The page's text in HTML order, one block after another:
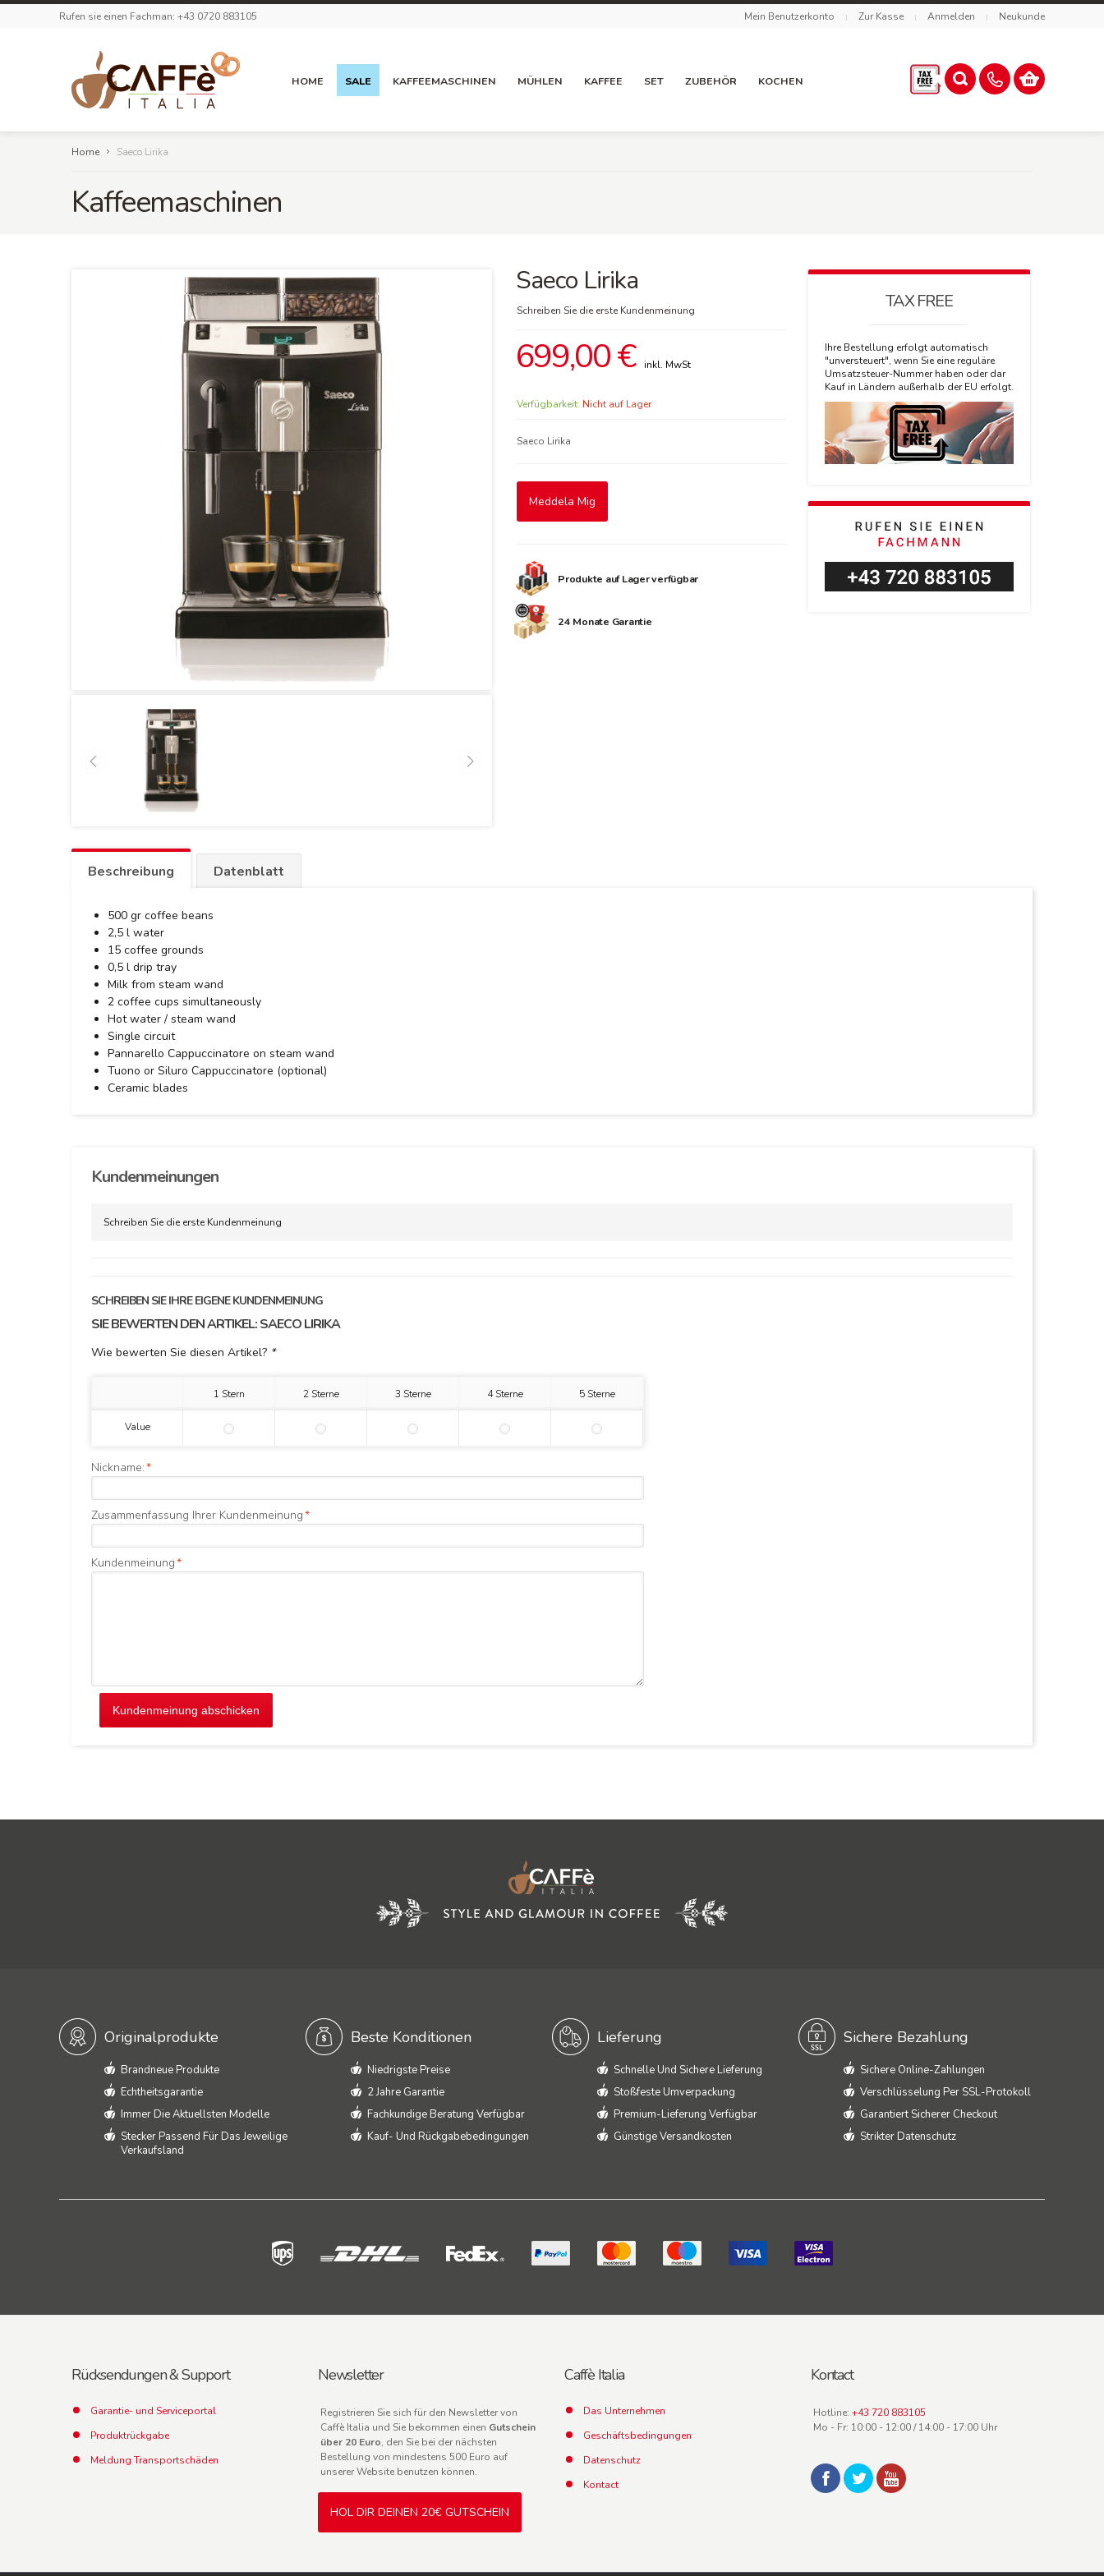
Rufen sie einen Fachman: +43 0720 883105 Mein Benutzerkonto Zur Kasse Anmelden Neukunde
HOME SALE KAFFEEMASCHINEN MÜHLEN KAFFEE SET ZUBEHÖR KOCHEN
Home Saeco Lirika
Kaffeemaschinen
TAX FREE
Ihre Bestellung erfolgt automatisch
"unversteuert", wenn Sie eine reguläre
Umsatzsteuer-Nummer haben oder dar
Kauf in Ländern außerhalb der EU erfolgt.
Saeco Lirika
Schreiben Sie die erste Kundenmeinung
699,00 €
Verfügbarkeit: Nicht auf Lager
Saeco Lirika
Meddela Mig
Produkte auf Lager verfügbar
24 Monate Garantie
Beschreibung Datenblatt
500 gr coffee beans
2,5 l water
15 coffee grounds
0,5 l drip tray
Milk from steam wand
2 coffee cups simultaneously
Hot water / steam wand
Single circuit
Pannarello Cappuccinatore on steam wand
Tuono or Siluro Cappuccinatore (optional)
Ceramic blades
Kundenmeinungen
Schreiben Sie die erste Kundenmeinung
SCHREIBEN SIE IHRE EIGENE KUNDENMEINUNG
SIE BEWERTEN DEN ARTIKEL:SAECO LIRIKA
Wie bewerten Sie diesen Artikel? *
1 Stern 2 Sterne 3 Sterne 4 Sterne 5 Sterne
Value
*
Nickname:
*
Zusammenfassung Ihrer Kundenmeinung
*
Kundenmeinung
Kundenmeinung abschicken
Originalprodukte
Brandneue Produkte
Echtheitsgarantie
Immer Die Aktuellsten Modelle
Stecker Passend Für Das Jeweilige
Verkaufsland
Beste Konditionen
Niedrigste Preise
2 Jahre Garantie
Fachkundige Beratung Verfügbar
Kauf- Und Rückgabebedingungen
Lieferung
Schnelle Und Sichere Lieferung
Stoßfeste Umverpackung
Premium-Lieferung Verfügbar
Günstige Versandkosten
Sichere Bezahlung
Sichere Online-Zahlungen
Verschlüsselung Per SSL-Protokoll
Garantiert Sicherer Checkout
Strikter Datenschutz
Rücksendungen & Support
Garantie- und Serviceportal
Produktrückgabe
Meldung Transportschäden
Newsletter
Registrieren Sie sich für den Newsletter von
Caffè Italia und Sie bekommen einen Gutschein
über 20 Euro, den Sie bei der nächsten
Bestellung von mindestens 500 Euro auf
unserer Website benutzen können.
HOL DIR DEINEN 20€ GUTSCHEIN
Caffè Italia
Das Unternehmen
Geschäftsbedingungen
Datenschutz
Kontact
Kontact
Hotline: +43 720 883105
Mo - Fr: 10:00 - 12:00 / 14:00 - 17:00 Uhr